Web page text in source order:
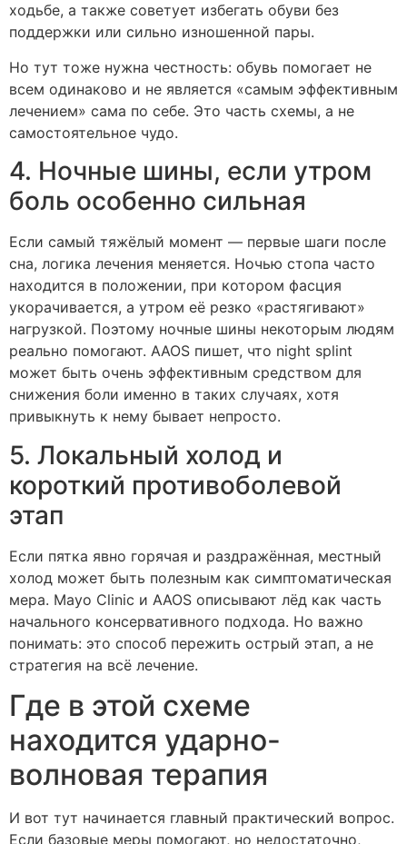
ходьбе, а также советует избегать обуви без
поддержки или сильно изношенной пары.
Но тут тоже нужна честность: обувь помогает не
всем одинаково и не является «самым эффективным
лечением» сама по себе. Это часть схемы, а не
самостоятельное чудо.
4. Ночные шины, если утром
боль особенно сильная
Если самый тяжёлый момент — первые шаги после
сна, логика лечения меняется. Ночью стопа часто
находится в положении, при котором фасция
укорачивается, а утром её резко «растягивают»
нагрузкой. Поэтому ночные шины некоторым людям
реально помогают. AAOS пишет, что night splint
может быть очень эффективным средством для
снижения боли именно в таких случаях, хотя
привыкнуть к нему бывает непросто.
5. Локальный холод и
короткий противоболевой
этап
Если пятка явно горячая и раздражённая, местный
холод может быть полезным как симптоматическая
мера. Mayo Clinic и AAOS описывают лёд как часть
начального консервативного подхода. Но важно
понимать: это способ пережить острый этап, а не
стратегия на всё лечение.
Где в этой схеме
находится ударно-
волновая терапия
И вот тут начинается главный практический вопрос.
Если базовые меры помогают, но недостаточно,